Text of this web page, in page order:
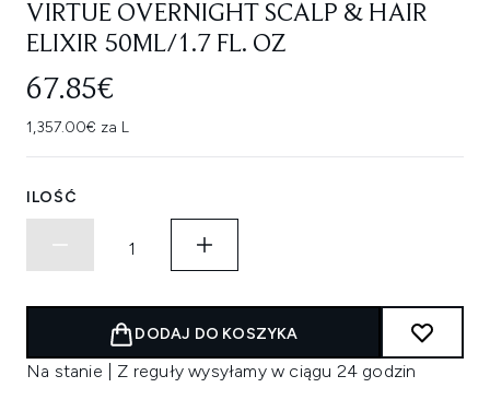
VIRTUE OVERNIGHT SCALP & HAIR
ELIXIR 50ML/1.7 FL. OZ
67.85€
1,357.00€ za L
ILOŚĆ
DODAJ DO KOSZYKA
Na stanie | Z reguły wysyłamy w ciągu 24 godzin